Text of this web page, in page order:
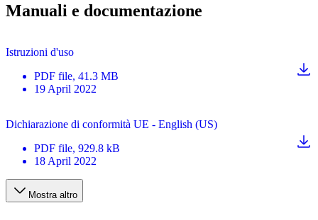
Manuali e documentazione
Istruzioni d'uso
PDF file, 41.3 MB
19 April 2022
Dichiarazione di conformità UE - English (US)
PDF file, 929.8 kB
18 April 2022
Mostra altro